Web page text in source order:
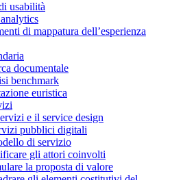
usabilità
di mappatura dell’esperienza
documentale
benchmark
euristica
e il service design
pubblici digitali
di servizio
gli attori coinvolti
la proposta di valore